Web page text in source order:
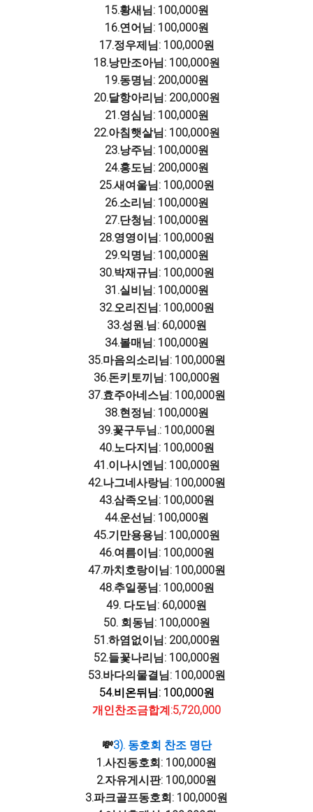
15.황새님: 100,000원
16.연어님: 100,000원
17.정우제님: 100,000원
18.낭만조아님: 100,000원
19.동명님: 200,000원
20.달항아리님: 200,000원
21.영심님: 100,000원
22.아침햇살님: 100,000원
23.낭주님: 100,000원
24.홍도님: 200,000원
25.새여울님: 100,000원
26.소리님: 100,000원
27.단청님: 100,000원
28.영영이님: 100,000원
29.익명님: 100,000원
30.박재규님: 100,000원
31.실비님: 100,000원
32.오리진님: 100,000원
33.성원.님: 60,000원
34.볼매님: 100,000원
35.마음의소리님: 100,000원
36.돈키토끼님: 100,000원
37.효주아네스님: 100,000원
38.현정님: 100,000원
39.꽃구두님.: 100,000원
40.노다지님: 100,000원
41.이나시엔님: 100,000원
42.나그네사랑님: 100,000원
43.삼족오님: 100,000원
44.운선님: 100,000원
45.기만용용님: 100,000원
46.여름이님: 100,000원
47.까치호랑이님: 100,000원
48.추일풍님: 100,000원
49. 다도님: 60,000원
50. 회동님: 100,000원
51.하염없이님: 200,000원
52.들꽃나리님: 100,000원
53.바다의물결님: 100,000원
54.비온뒤님: 100,000원
개인찬조금합계:5,720,000
💸3). 동호회 찬조 명단
1.사진동호회: 100,000원
2.자유게시판: 100,000원
3.파크골프동호회: 100,000원